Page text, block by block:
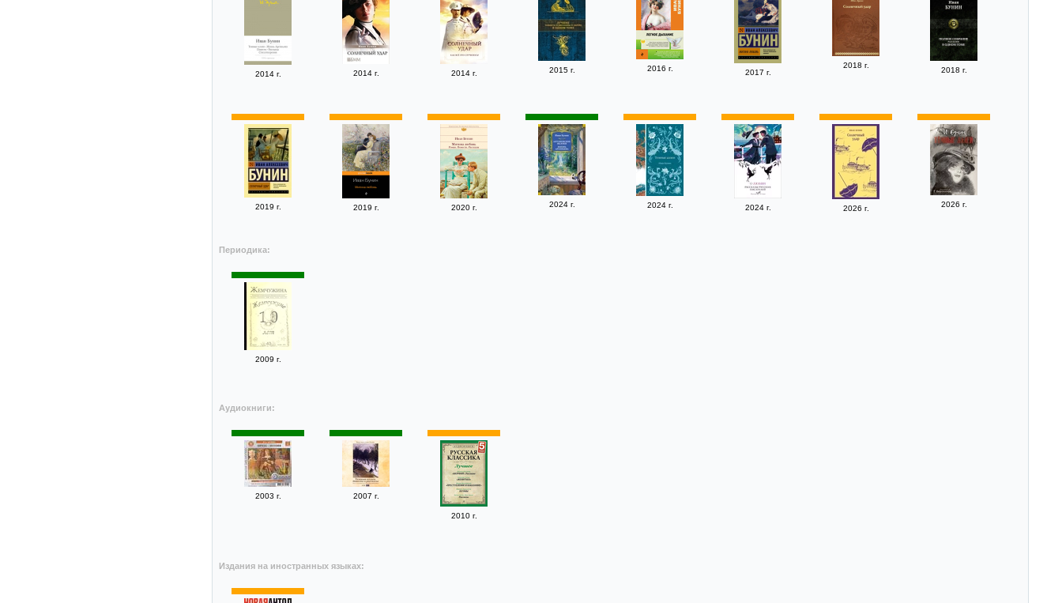
2014 г. 2014 г. 2014 г. 2015 г. 2016 г. 2017 г.
2018 г.
2018 г.
2019 г. 2019 г. 2020 г. 2024 г. 2024 г. 2024 г. 2026 г. 2026 г.
Периодика:
2009 г.
Аудиокниги:
2003 г. 2007 г.
2010 г.
Издания на иностранных языках: